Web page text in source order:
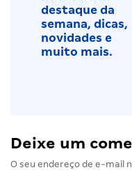
destaque da
semana, dicas,
novidades e
muito mais.
Deixe um
O seu endereço de e-mail